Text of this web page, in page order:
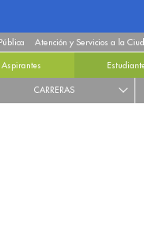
Atención y Servicios a la
Aspirantes
CARRERAS